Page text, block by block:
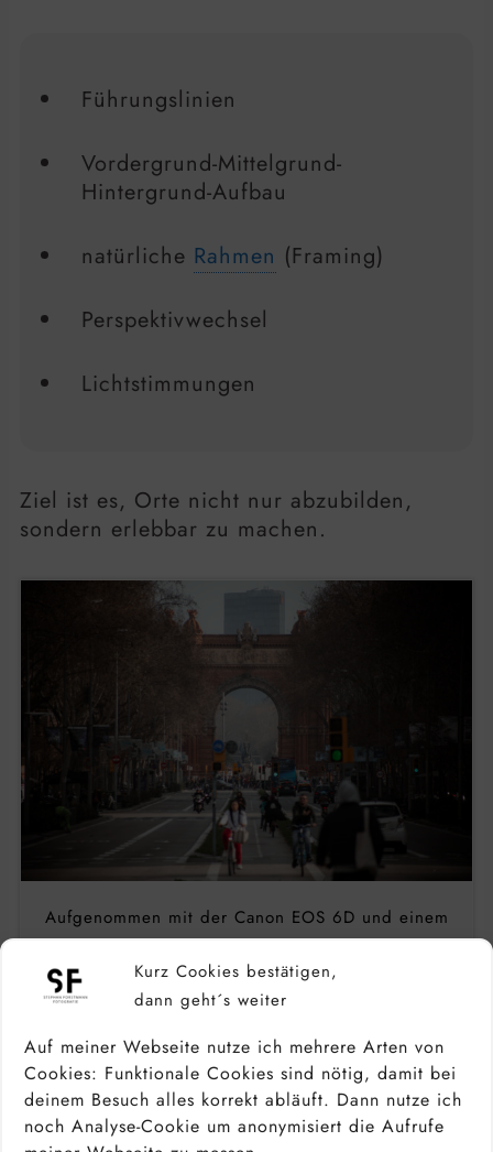
Kurz Cookies bestätigen,
dann geht´s weiter
Auf meiner Webseite nutze ich mehrere Arten von
Cookies: Funktionale Cookies sind nötig, damit bei
deinem Besuch alles korrekt abläuft. Dann nutze ich
noch Analyse-Cookie um anonymisiert die Aufrufe
Führungslinien
Vordergrund-Mittelgrund-
Hintergrund-Aufbau
natürliche Rahmen (Framing)
Perspektivwechsel
Lichtstimmungen
Ziel ist es, Orte nicht nur abzubilden,
sondern erlebbar zu machen.
Aufgenommen mit der Canon EOS 6D und einem
sehr günstigen 75-300mm Teleobjektiv
LICHT UND ATMOSPHÄRE